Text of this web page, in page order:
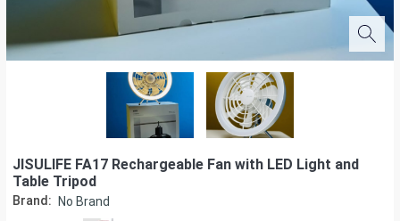
JISULIFE FA17 Rechargeable Fan with LED Light and
Table Tripod
Brand:
No Brand